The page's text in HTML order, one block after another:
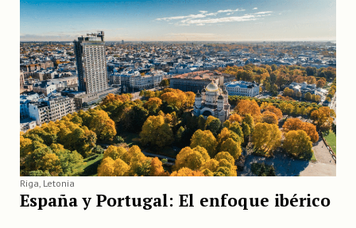
Riga, Letonia
España y Portugal: El enfoque ibérico